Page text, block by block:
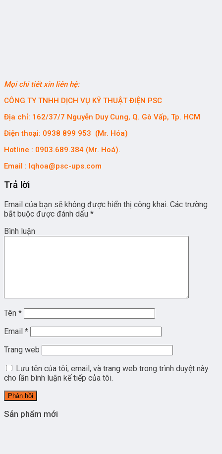
Mọi chi tiết xin liên hệ:
CÔNG TY TNHH DỊCH VỤ KỸ THUẬT ĐIỆN PSC
Địa chỉ: 162/37/7 Nguyễn Duy Cung, Q. Gò Vấp, Tp. HCM
Điện thoại: 0938 899 953 (Mr. Hóa)
Hotline : 0903.689.384 (Mr. Hoá).
Email : lqhoa@psc-ups.com
Trả lời
Email của bạn sẽ không được hiển thị công khai. Các trường
bắt buộc được đánh dấu *
Bình luận
Tên *
Email *
Trang web
Lưu tên của tôi, email, và trang web trong trình duyệt này
cho lần bình luận kế tiếp của tôi.
Sản phẩm mới